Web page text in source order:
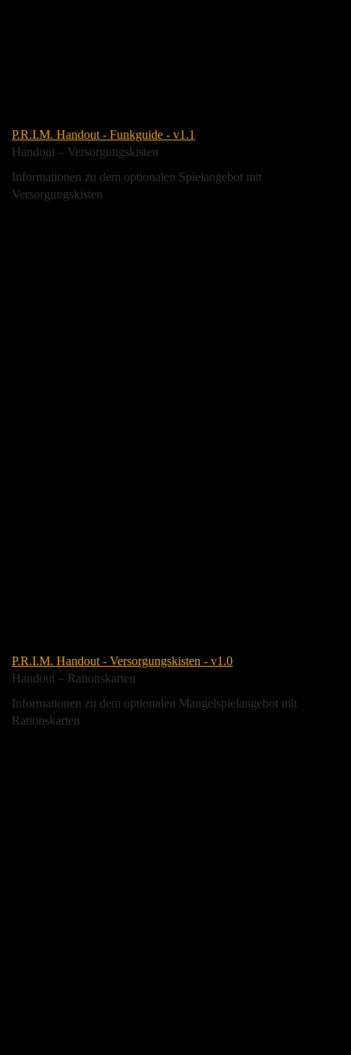
P.R.I.M. Handout - Funkguide - v1.1
Handout – Versorgungskisten
Informationen zu dem optionalen Spielangebot mit
Versorgungskisten
P.R.I.M. Handout - Versorgungskisten - v1.0
Handout – Rationskarten
Informationen zu dem optionalen Mangelspielangebot mit
Rationskarten